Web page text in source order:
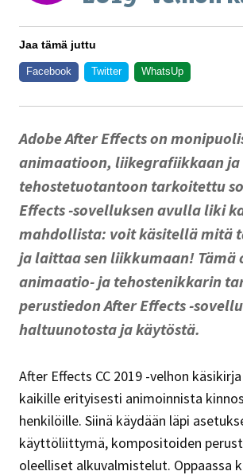
Jaa tämä juttu
Facebook Twitter WhatsUp
Adobe After Effects on
animaatioon, liikegrafiikkaan ja
tehostetuotantoon tarkoitettu
Effects -sovelluksen avulla liki
mahdollista: voit käsitellä mitä
ja laittaa sen liikkumaan! Tämä
animaatio- ja tehostenikkarin
perustiedon After Effects -
haltuunotosta ja käytöstä.
After Effects CC 2019 -velhon
kaikille erityisesti animoinnista
henkilöille. Siinä käydään läpi
käyttöliittymä, kompositoiden
oleelliset alkuvalmistelut. Oppaassa